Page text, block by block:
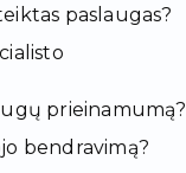
paslaugas?
prieinamumą?
bendravimą?